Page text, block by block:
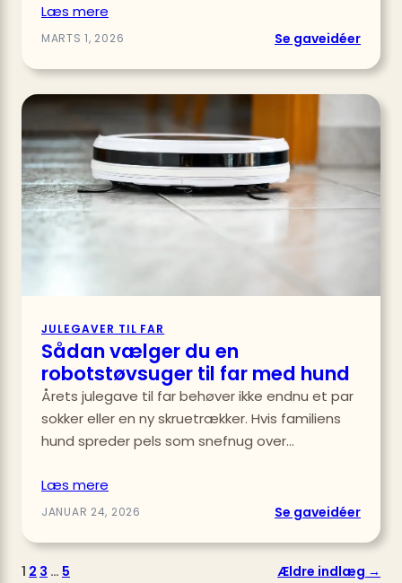
Læs mere
MARTS 1, 2026 Se gaveidéer:
racer-
rat
til
far,
der
JULEGAVER TIL FAR
Sådan vælger du en
robotstøvsuger til far med hund
Årets julegave til far behøver ikke endnu et par
sokker eller en ny skruetrækker. Hvis familiens
hund spreder pels som snefnug over…
Læs mere
JANUAR 24, 2026 Se gaveidéer:
Sådan
du
1 2 3 … 5 Ældre indlæg →